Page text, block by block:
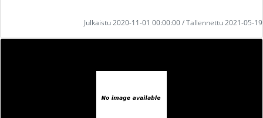
Julkaistu 2020-11-01 00:00:00 / Tallennettu 2021-05-19